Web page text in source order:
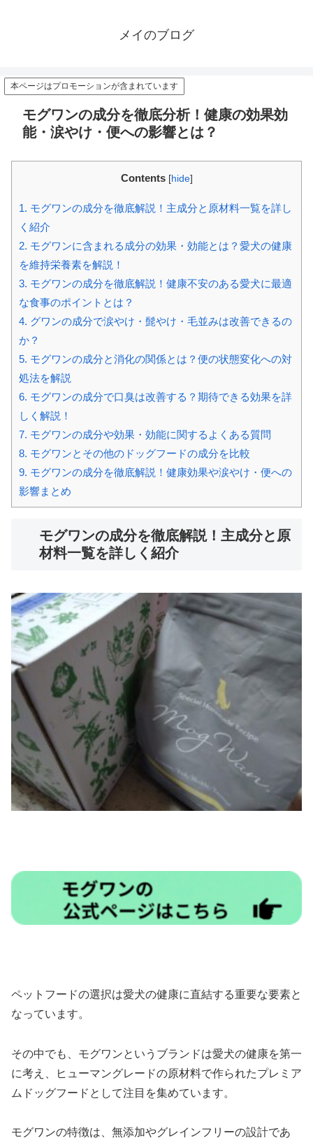
メイのブログ
本ページはプロモーションが含まれています
モグワンの成分を徹底分析！健康の効果効
能・涙やけ・便への影響とは？
Contents [hide]
1. モグワンの成分を徹底解説！主成分と原材料一覧を詳し
く紹介
2. モグワンに含まれる成分の効果・効能とは？愛犬の健康
を維持栄養素を解説！
3. モグワンの成分を徹底解説！健康不安のある愛犬に最適
な食事のポイントとは？
4. グワンの成分で涙やけ・髭やけ・毛並みは改善できるの
か？
5. モグワンの成分と消化の関係とは？便の状態変化への対
処法を解説
6. モグワンの成分で口臭は改善する？期待できる効果を詳
しく解説！
7. モグワンの成分や効果・効能に関するよくある質問
8. モグワンとその他のドッグフードの成分を比較
9. モグワンの成分を徹底解説！健康効果や涙やけ・便への
影響まとめ
モグワンの成分を徹底解説！主成分と原
材料一覧を詳しく紹介
ペットフードの選択は愛犬の健康に直結する重要な要素と
なっています。
その中でも、モグワンというブランドは愛犬の健康を第一
に考え、ヒューマングレードの原材料で作られたプレミア
ムドッグフードとして注目を集めています。
モグワンの特徴は、無添加やグレインフリーの設計であ